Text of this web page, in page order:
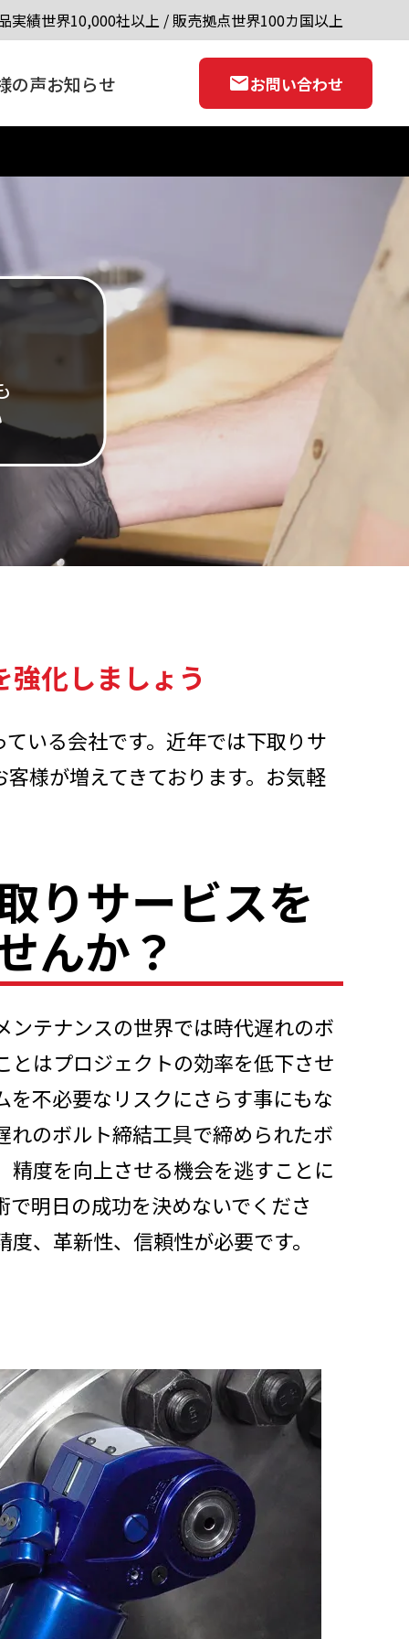
実績世界10,000社以上 / 販売拠点世界100カ国以上
の声お知らせ お問い合わせ
化しましょう
いる会社です。近年では下取りサ
様が増えてきております。お気軽
りサービスを
んか？
ンテナンスの世界では時代遅れのボ
とはプロジェクトの効率を低下させ
を不必要なリスクにさらす事にもな
れのボルト締結工具で締められたボ
精度を向上させる機会を逃すことに
で明日の成功を決めないでくださ
、革新性、信頼性が必要です。